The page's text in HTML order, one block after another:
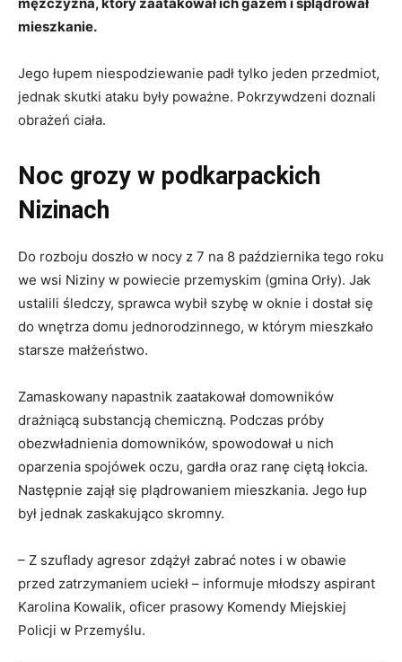
mieszkanie.
Jego łupem niespodziewanie padł tylko jeden przedmiot,
jednak skutki ataku były poważne. Pokrzywdzeni doznali
obrażeń ciała.
Noc grozy w podkarpackich
Nizinach
Do rozboju doszło w nocy z 7 na 8 października tego roku
we wsi Niziny w powiecie przemyskim (gmina Orły). Jak
ustalili śledczy, sprawca wybił szybę w oknie i dostał się
do wnętrza domu jednorodzinnego, w którym mieszkało
starsze małżeństwo.
Zamaskowany napastnik zaatakował domowników
drażniącą substancją chemiczną. Podczas próby
obezwładnienia domowników, spowodował u nich
oparzenia spojówek oczu, gardła oraz ranę ciętą łokcia.
Następnie zajął się plądrowaniem mieszkania. Jego łup
był jednak zaskakująco skromny.
– Z szuflady agresor zdążył zabrać notes i w obawie
przed zatrzymaniem uciekł – informuje młodszy aspirant
Karolina Kowalik, oficer prasowy Komendy Miejskiej
Policji w Przemyślu.